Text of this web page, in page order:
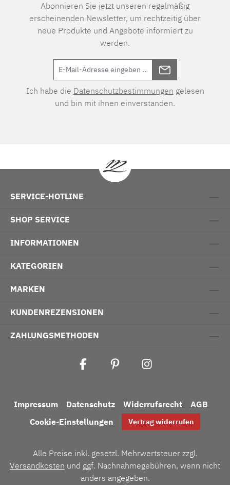
Abonnieren Sie jetzt unseren regelmäßig
erscheinenden Newsletter, um rechtzeitig über
neue Produkte und Angebote informiert zu
werden.
Ich habe die Datenschutzbestimmungen gelesen
und bin mit ihnen einverstanden.
SERVICE-HOTLINE
SHOP SERVICE
INFORMATIONEN
KATEGORIEN
MARKEN
KUNDENREZENSIONEN
ZAHLUNGSMETHODEN
Impressum Datenschutz Widerrufsrecht
AGB
Cookie-Einstellungen
Vertrag widerrufen
Alle Preise inkl. gesetzl. Mehrwertsteuer zzgl.
Versandkosten und ggf. Nachnahmegebühren, wenn nicht
anders angegeben.